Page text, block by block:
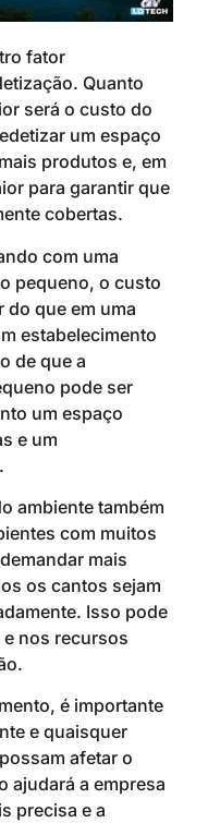
fator
Quanto
será o custo do
um espaço
produtos e, em
para garantir que
cobertas.
com uma
pequeno, o custo
do que em uma
estabelecimento
de que a
pode ser
um espaço
e um
ambiente também
com muitos
mais
os cantos sejam
Isso pode
e nos recursos
é importante
e quaisquer
afetar o
ajudará a empresa
precisa e a